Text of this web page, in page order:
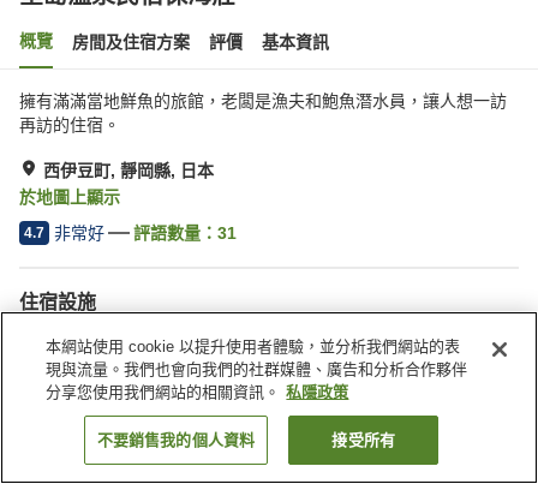
概覽 房間及住宿方案 評價 基本資訊
擁有滿滿當地鮮魚的旅館，老闆是漁夫和鮑魚潛水員，讓人想一訪
再訪的住宿。
西伊豆町, 靜岡縣, 日本
於地圖上顯示
4.7 非常好 評語數量： 31
住宿設施
停車場
宴會廳
公共澡堂（溫泉）
送遞服務
找客房
本網站使用 cookie 以提升使用者體驗，並分析我們網站的表
現與流量。我們也會向我們的社群媒體、廣告和分析合作夥伴
分享您使用我們網站的相關資訊。
私隱政策
不要銷售我的個人資料 接受所有